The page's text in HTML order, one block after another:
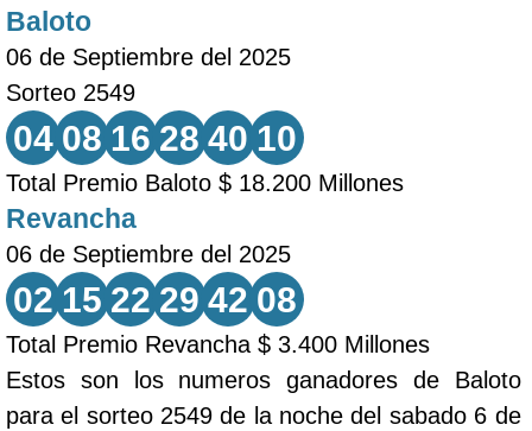
Baloto
06 de Septiembre del 2025
Sorteo 2549
04 08 16 28 40 10
Total Premio Baloto $ 18.200 Millones
Revancha
06 de Septiembre del 2025
02 15 22 29 42 08
Total Premio Revancha $ 3.400 Millones
Estos son los numeros ganadores de Baloto
para el sorteo 2549 de la noche del sabado 6 de